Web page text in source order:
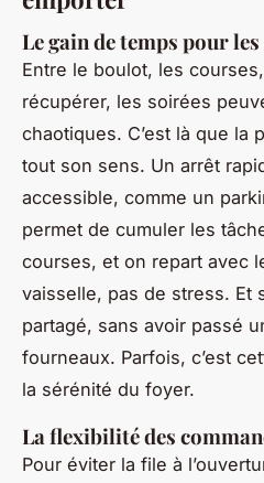
Le gain de temps pour
Entre le boulot, les
récupérer, les soirées
chaotiques. C’est là que la
tout son sens. Un arrêt
accessible, comme un
permet de cumuler les
courses, et on repart avec
vaisselle, pas de stress. Et
partagé, sans avoir passé
fourneaux. Parfois, c’est
la sérénité du foyer.
La flexibilité des
Pour éviter la file à